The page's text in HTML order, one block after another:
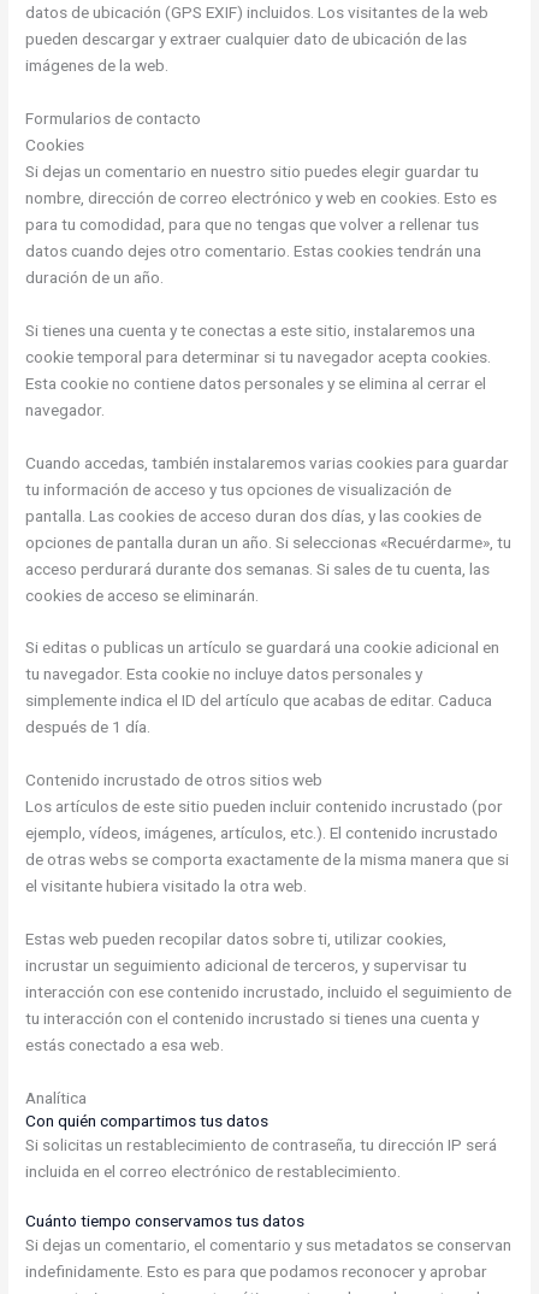
datos de ubicación (GPS EXIF) incluidos. Los visitantes de la web
pueden descargar y extraer cualquier dato de ubicación de las
imágenes de la web.
Formularios de contacto
Cookies
Si dejas un comentario en nuestro sitio puedes elegir guardar tu
nombre, dirección de correo electrónico y web en cookies. Esto es
para tu comodidad, para que no tengas que volver a rellenar tus
datos cuando dejes otro comentario. Estas cookies tendrán una
duración de un año.
Si tienes una cuenta y te conectas a este sitio, instalaremos una
cookie temporal para determinar si tu navegador acepta cookies.
Esta cookie no contiene datos personales y se elimina al cerrar el
navegador.
Cuando accedas, también instalaremos varias cookies para guardar
tu información de acceso y tus opciones de visualización de
pantalla. Las cookies de acceso duran dos días, y las cookies de
opciones de pantalla duran un año. Si seleccionas «Recuérdarme», tu
acceso perdurará durante dos semanas. Si sales de tu cuenta, las
cookies de acceso se eliminarán.
Si editas o publicas un artículo se guardará una cookie adicional en
tu navegador. Esta cookie no incluye datos personales y
simplemente indica el ID del artículo que acabas de editar. Caduca
después de 1 día.
Contenido incrustado de otros sitios web
Los artículos de este sitio pueden incluir contenido incrustado (por
ejemplo, vídeos, imágenes, artículos, etc.). El contenido incrustado
de otras webs se comporta exactamente de la misma manera que si
el visitante hubiera visitado la otra web.
Estas web pueden recopilar datos sobre ti, utilizar cookies,
incrustar un seguimiento adicional de terceros, y supervisar tu
interacción con ese contenido incrustado, incluido el seguimiento de
tu interacción con el contenido incrustado si tienes una cuenta y
estás conectado a esa web.
Analítica
Con quién compartimos tus datos
Si solicitas un restablecimiento de contraseña, tu dirección IP será
incluida en el correo electrónico de restablecimiento.
Cuánto tiempo conservamos tus datos
Si dejas un comentario, el comentario y sus metadatos se conservan
indefinidamente. Esto es para que podamos reconocer y aprobar